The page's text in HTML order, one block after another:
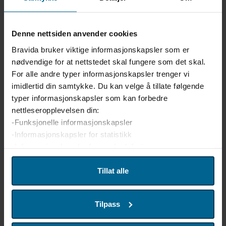
Denne nettsiden anvender cookies
Bravida bruker viktige informasjonskapsler som er
nødvendige for at nettstedet skal fungere som det skal.
For alle andre typer informasjonskapsler trenger vi
imidlertid din samtykke. Du kan velge å tillate følgende
typer informasjonskapsler som kan forbedre
nettleseropplevelsen din:
-Funksjonelle informasjonskapsler
-Informasjonskapsler for statistikk
Vi bruker enhetsidentifikatorer til å tilpasse innhold og
annonser for brukerne, tilby funksjoner for sosiale medier
informasjonen med våre partnere innen sosiale medier,
annonsering og analyse. Partnerne våre kan kombinere
Tillat alle
Tilpass
ventilasjon
brann- og innbruddsalarm
adgangskontroll
lås og beslag
kameraanlegg/-overvåkning
teknisk bygningsdrift
energirådgivning
tele/data
fiberanlegg
sprinkler
medisinske gasser